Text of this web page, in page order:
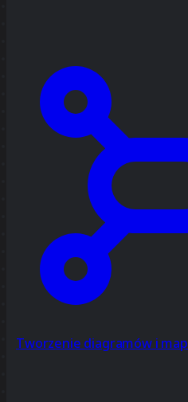
Tworzenie diagramów i map